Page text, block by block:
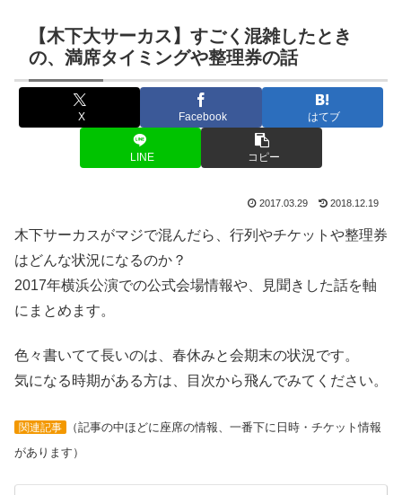
【木下大サーカス】すごく混雑したとき
の、満席タイミングや整理券の話
X Facebook はてブ
LINE コピー
2017.03.29 2018.12.19
木下サーカスがマジで混んだら、行列やチケットや整理券
はどんな状況になるのか？
2017年横浜公演での公式会場情報や、見聞きした話を軸
にまとめます。
色々書いてて長いのは、春休みと会期末の状況です。
気になる時期がある方は、目次から飛んでみてください。
関連記事
（記事の中ほどに座席の情報、一番下に日時・チケット情報
があります）